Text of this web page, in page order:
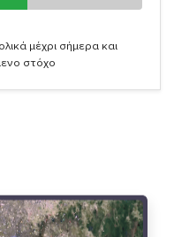
μέχρι σήμερα και
στόχο